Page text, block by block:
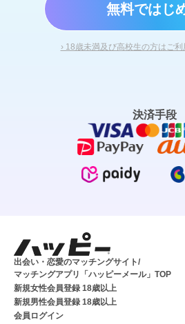
無料ではじ
› 18歳未満及び高校生の方はご
決済手段
出会い・恋愛のマッチングサイト/
マッチングアプリ「ハッピーメール」TOP
新規女性会員登録 18歳以上
新規男性会員登録 18歳以上
会員ログイン